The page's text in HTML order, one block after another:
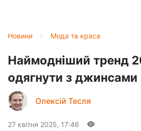
Новини › Мода та краса
Наймодніший тренд
одягнути з джинсами
Олексій Тесля
27 квітня 2025, 17:46